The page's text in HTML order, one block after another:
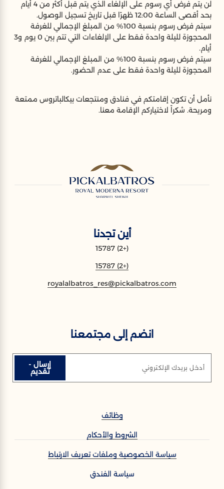
لن يتم فرض أي رسوم على الإلغاء الذي يتم قبل أكثر من 4 أيام
بحد أقصى الساعة 12:00 ظهرًا قبل تاريخ تسجيل الوصول.
سيتم فرض رسوم بنسبة 100% من المبلغ الإجمالي للغرفة
المحجوزة لليلة واحدة فقط على الإلغاءات التي تتم بين 0 يوم و3
أيام.
سيتم فرض رسوم بنسبة 100% من المبلغ الإجمالي للغرفة
المحجوزة لليلة واحدة فقط على عدم الحضور.
نأمل أن تكون إقامتكم في فنادق ومنتجعات بيكالباتروس ممتعة
ومريحة. شكراً لاختياركم الإقامة معنا.
أين تجدنا
(+2) 15787
(+2) 15787
royalalbatros_res@pickalbatros.com
انضم إلى مجتمعنا
أدخل بريدك الإلكتروني إرسال -
تقديم
وظائف
الشروط والأحكام
سياسة الخصوصية وملفات تعريف الارتباط
سياسة الفندق